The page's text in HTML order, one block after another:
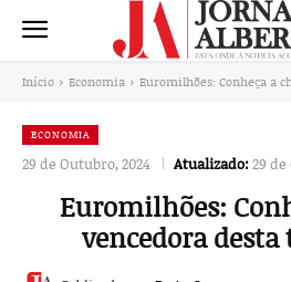
Início Economia Euromilhões: Conheça a
ECONOMIA
29 de Outubro, 2024 Atualizado:29 de
Euromilhões:
vencedora